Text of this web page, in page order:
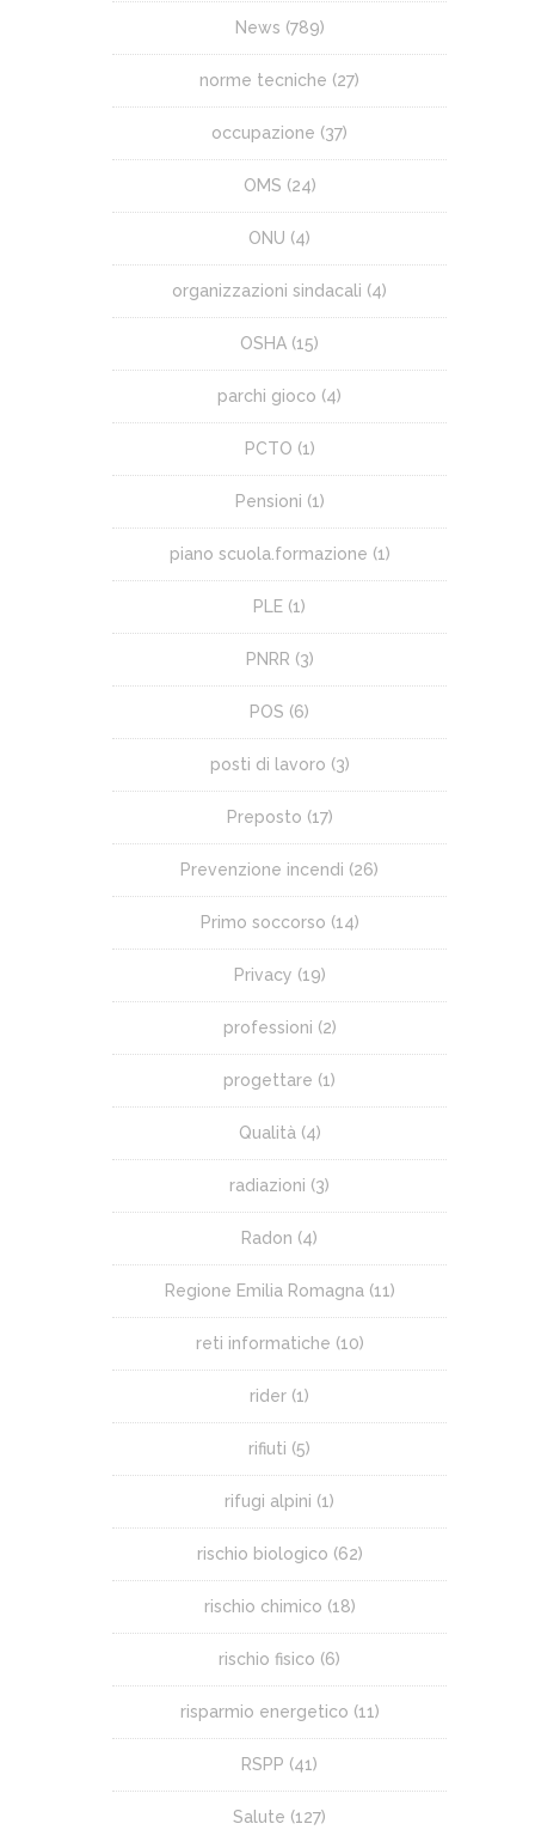
News (789)
norme tecniche (27)
occupazione (37)
OMS (24)
ONU (4)
organizzazioni sindacali (4)
OSHA (15)
parchi gioco (4)
PCTO (1)
Pensioni (1)
piano scuola.formazione (1)
PLE (1)
PNRR (3)
POS (6)
posti di lavoro (3)
Preposto (17)
Prevenzione incendi (26)
Primo soccorso (14)
Privacy (19)
professioni (2)
progettare (1)
Qualità (4)
radiazioni (3)
Radon (4)
Regione Emilia Romagna (11)
reti informatiche (10)
rider (1)
rifiuti (5)
rifugi alpini (1)
rischio biologico (62)
rischio chimico (18)
rischio fisico (6)
risparmio energetico (11)
RSPP (41)
Salute (127)